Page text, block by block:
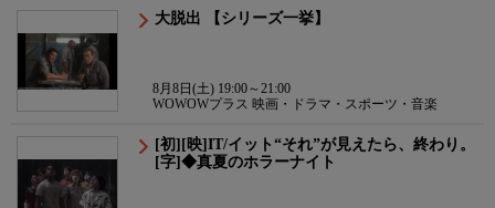
大脱出 【シリーズ一挙】
8月8日(土) 19:00～21:00
WOWOWプラス 映画・ドラマ・スポーツ・音楽
[初][映]IT/イット“それ”が見えたら、終わり。
[字]◆真夏のホラーナイト